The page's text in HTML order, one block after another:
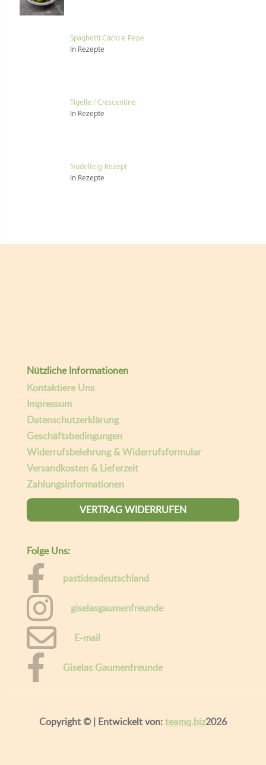
Spaghetti Cacio e Pepe
In Rezepte
Tigelle / Crescentine
In Rezepte
Nudelteig-Rezept
In Rezepte
Nützliche Informationen
Kontaktiere Uns
Impressum
Datenschutzerklärung
Geschäftsbedingungen
Widerrufsbelehrung & Widerrufsformular
Versandkosten & Lieferzeit
Zahlungsinformationen
VERTRAG WIDERRUFEN
Folge Uns:
pastideadeutschland
giselasgaumenfreunde
E-mail
Giselas Gaumenfreunde
Copyright © | Entwickelt von:teamq.biz2026